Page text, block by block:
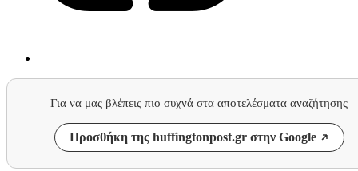
Για να μας βλέπεις πιο συχνά στα αποτελέσματα αναζήτησης
Προσθήκη της huffingtonpost.gr στην Google